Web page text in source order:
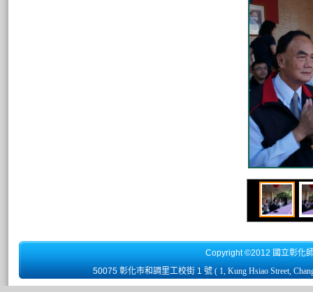
Copyright ©2012 國立彰化
50075 彰化市和調里工校街 1 號 ( 1, Kung Hsiao Street,